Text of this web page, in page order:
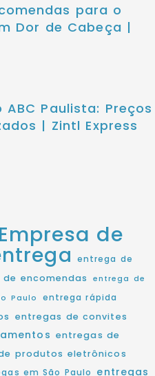
para o
Dor de Cabeça |
Paulista: Preços
| Zintl Express
Empresa de
entrega de
encomendas
entrega de
Paulo
entrega rápida
entregas de convites
entregas de
produtos eletrônicos
em São Paulo
entregas